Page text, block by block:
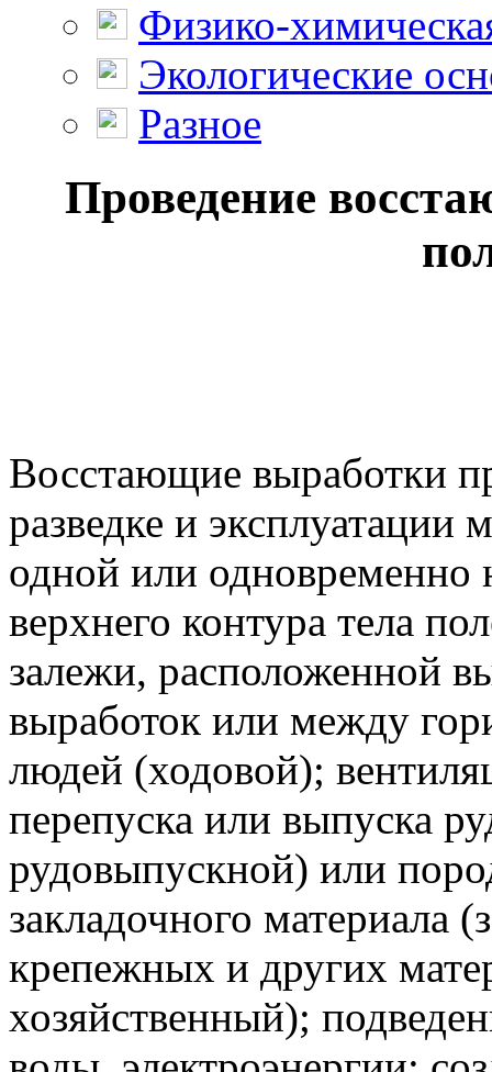
Физико-
Экологические
Разное
Проведение
Восстающие выработки
разведке и
одной или одновременно
верхнего контура тела
залежи, расположенной
выработок или между
людей (ходовой);
перепуска или выпуска
рудовыпускной) или
закладочного материала
крепежных и других
хозяйственный);